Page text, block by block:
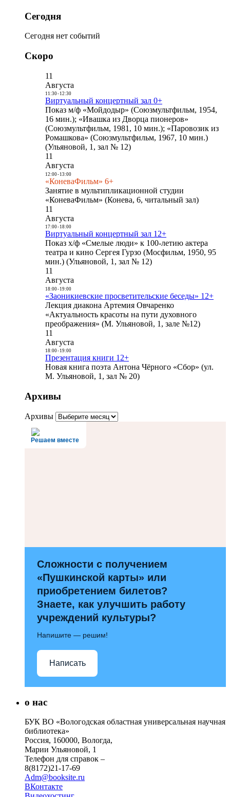
Сегодня
Сегодня нет событий
Скоро
11
Августа
11:30- 12:30
Виртуальный концертный зал 0+
Показ м/ф «Мойдодыр» (Союзмультфильм, 1954,
16 мин.); «Ивашка из Дворца пионеров»
(Союзмультфильм, 1981, 10 мин.); «Паровозик из
Ромашкова» (Союзмультфильм, 1967, 10 мин.)
(Ульяновой, 1, зал № 12)
11
Августа
12:00- 13:00
«КоневаФильм» 6+
Занятие в мультипликационной студии
«КоневаФильм» (Конева, 6, читальный зал)
11
Августа
17:00- 18:00
Виртуальный концертный зал 12+
Показ х/ф «Смелые люди» к 100-летию актера
театра и кино Сергея Гурзо (Мосфильм, 1950, 95
мин.) (Ульяновой, 1, зал № 12)
11
Августа
18:00- 19:00
«Заоникиевские просветительские беседы» 12+
Лекция диакона Артемия Овчаренко
«Актуальность красоты на пути духовного
преображения» (М. Ульяновой, 1, зале №12)
11
Августа
18:00- 19:00
Презентация книги 12+
Новая книга поэта Антона Чёрного «Сбор» (ул.
М. Ульяновой, 1, зал № 20)
Архивы
Архивы
Решаем вместе
Сложности с получением
«Пушкинской карты» или
приобретением билетов?
Знаете, как улучшить работу
учреждений культуры?
Напишите — решим!
Написать
о нас
БУК ВО «Вологодская областная универсальная научная
библиотека»
Россия, 160000, Вологда,
Марии Ульяновой, 1
Телефон для справок –
8(8172)21-17-69
Adm@booksite.ru
ВКонтакте